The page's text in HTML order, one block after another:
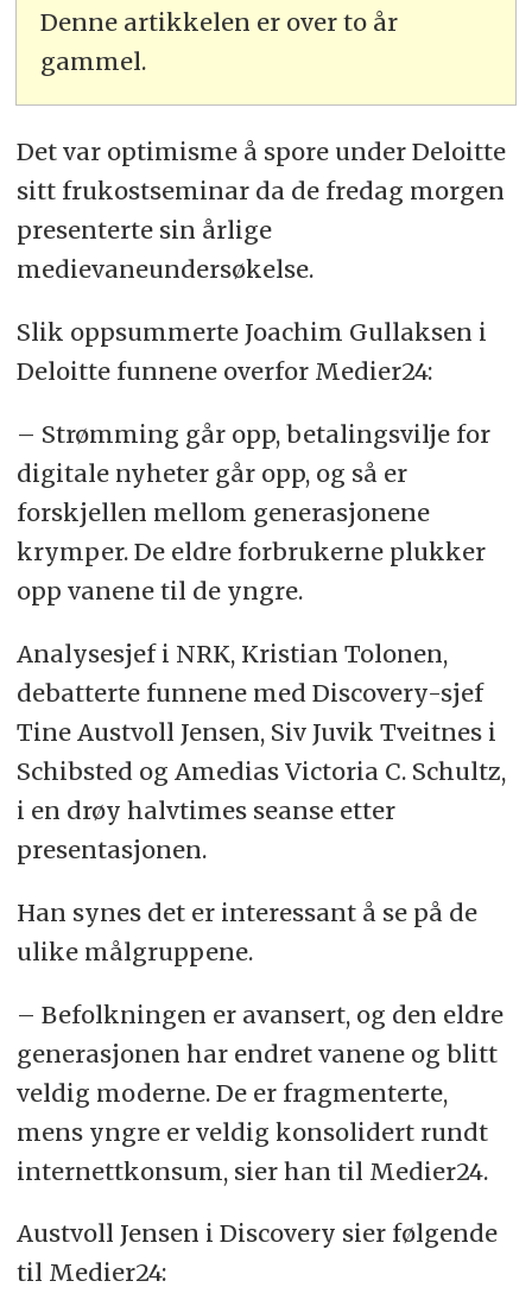
Denne artikkelen er over to år
gammel.
Det var optimisme å spore under Deloitte
sitt frukostseminar da de fredag morgen
presenterte sin årlige
medievaneundersøkelse.
Slik oppsummerte Joachim Gullaksen i
Deloitte funnene overfor Medier24:
– Strømming går opp, betalingsvilje for
digitale nyheter går opp, og så er
forskjellen mellom generasjonene
krymper. De eldre forbrukerne plukker
opp vanene til de yngre.
Analysesjef i NRK, Kristian Tolonen,
debatterte funnene med Discovery-sjef
Tine Austvoll Jensen, Siv Juvik Tveitnes i
Schibsted og Amedias Victoria C. Schultz,
i en drøy halvtimes seanse etter
presentasjonen.
Han synes det er interessant å se på de
ulike målgruppene.
– Befolkningen er avansert, og den eldre
generasjonen har endret vanene og blitt
veldig moderne. De er fragmenterte,
mens yngre er veldig konsolidert rundt
internettkonsum, sier han til Medier24.
Austvoll Jensen i Discovery sier følgende
til Medier24: